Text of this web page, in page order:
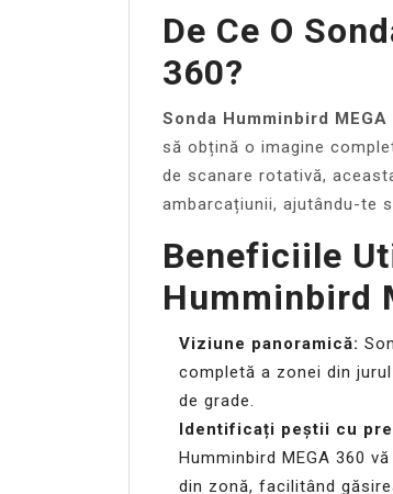
De Ce O
360?
Sonda Humminbird MEGA
să obțină o imagine
de scanare rotativă,
ambarcațiunii, ajutându-te
Beneficiile
Humminbird
Viziune panoramică:
completă a zonei din
de grade.
Identificați peștii cu
Humminbird MEGA 360
din zonă, facilitând